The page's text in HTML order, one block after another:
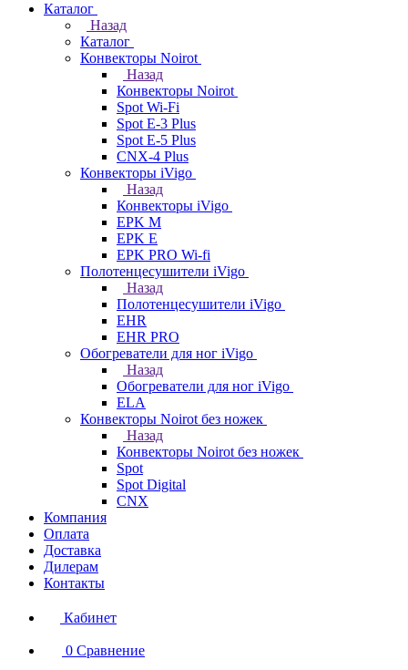
Каталог
Назад
Каталог
Конвекторы Noirot
Назад
Конвекторы Noirot
Spot Wi-Fi
Spot E-3 Plus
Spot E-5 Plus
CNX-4 Plus
Конвекторы iVigo
Назад
Конвекторы iVigo
EPK M
EPK E
EPK PRO Wi-fi
Полотенцесушители iVigo
Назад
Полотенцесушители iVigo
EHR
EHR PRO
Обогреватели для ног iVigo
Назад
Обогреватели для ног iVigo
ELA
Конвекторы Noirot без ножек
Назад
Конвекторы Noirot без ножек
Spot
Spot Digital
CNX
Компания
Оплата
Доставка
Дилерам
Контакты
Кабинет
0 Сравнение